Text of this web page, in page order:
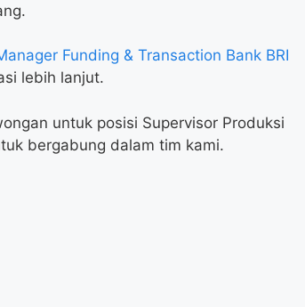
Funding & Transaction Bank BRI
lebih lanjut.
untuk posisi Supervisor Produksi
bergabung dalam tim kami.